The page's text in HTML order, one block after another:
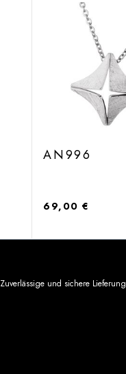
AN996
Regulärer Preis:
69,00 €
Zuverlässige und sichere Lieferung